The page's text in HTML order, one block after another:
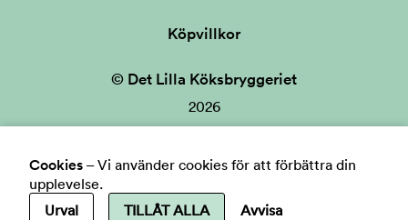
© Det Lilla Köksbryggeriet
2026
Köpvillkor
Cookies –Vi använder cookies för att förbättra din
upplevelse.
Urval
TILLÅT ALLA Avvisa